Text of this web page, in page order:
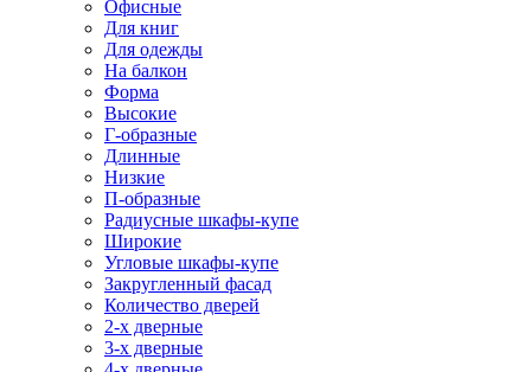
Офисные
Для книг
Для одежды
На балкон
Форма
Высокие
Г-образные
Длинные
Низкие
П-образные
Радиусные шкафы-купе
Широкие
Угловые шкафы-купе
Закругленный фасад
Количество дверей
2-х дверные
3-х дверные